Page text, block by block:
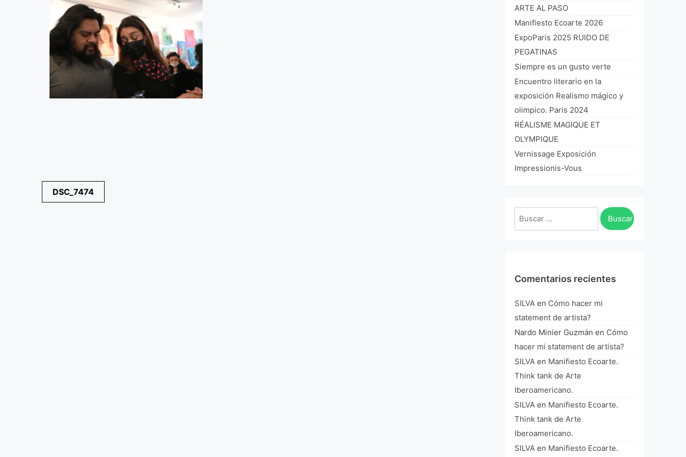
Navegación
de
DSC_7474
ARTE AL PASO
Manifiesto Ecoarte 2026
ExpoParis 2025 RUIDO DE
PEGATINAS
Siempre es un gusto verte
Encuentro literario en la
exposición Realismo mágico y
olimpico. Paris 2024
RÉALISME MAGIQUE ET
OLYMPIQUE
Vernissage Exposición
Impressionis-Vous
Buscar:
Comentarios recientes
SILVA en Cómo hacer mi
statement de artista?
Nardo Minier Guzmán en Cómo
hacer mi statement de artista?
SILVA en Manifiesto Ecoarte.
Think tank de Arte
Iberoamericano.
SILVA en Manifiesto Ecoarte.
Think tank de Arte
Iberoamericano.
SILVA en Manifiesto Ecoarte.